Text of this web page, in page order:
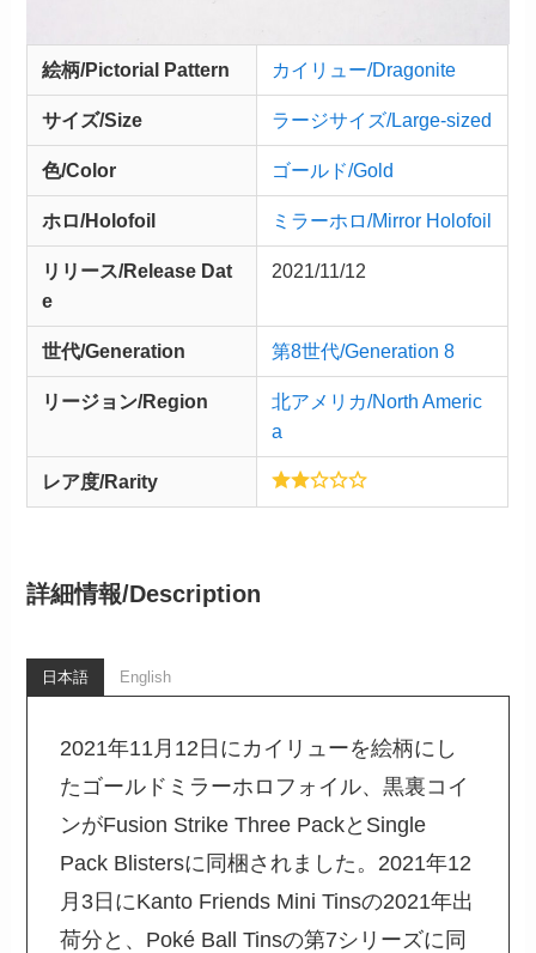
絵柄/Pictorial Pattern カイリュー/Dragonite
サイズ/Size ラージサイズ/Large-sized
色/Color ゴールド/Gold
ホロ/Holofoil ミラーホロ/Mirror Holofoil
リリース/Release Dat
e
2021/11/12
世代/Generation 第8世代/Generation 8
リージョン/Region
北アメリカ/North Americ
a
レア度/Rarity
詳細情報/Description
日本語 English
2021年11月12日にカイリューを絵柄にし
たゴールドミラーホロフォイル、黒裏コイ
ンがFusion Strike Three PackとSingle
Pack Blistersに同梱されました。2021年12
月3日にKanto Friends Mini Tinsの2021年出
荷分と、Poké Ball Tinsの第7シリーズに同